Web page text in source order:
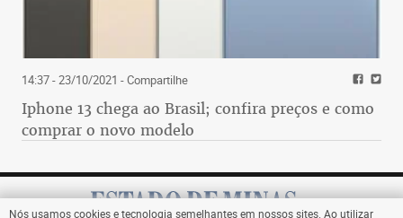
14:37 - 23/10/2021 - Compartilhe
Iphone 13 chega ao Brasil; confira preços e como
comprar o novo modelo
Nós usamos cookies e tecnologia semelhantes em nossos sites. Ao utilizar